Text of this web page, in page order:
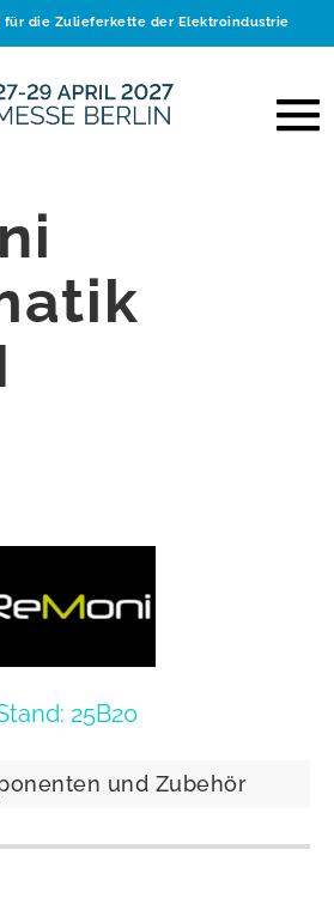
für die Zulieferkette der Elektroindustrie
25B20
und Zubehör